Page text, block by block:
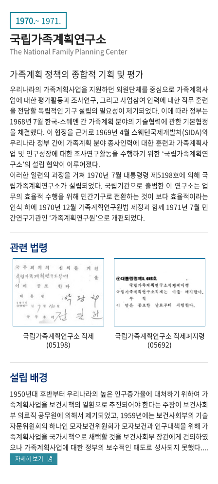
1970.~ 1971.
국립가족계획연구소
The National Family Planning Center
가족계획 정책의 종합적 기획 및 평가
우리나라의 가족계획사업을 지원하던 외원단체를 중심으로 가족계획사
업에 대한 평가활동과 조사연구, 그리고 사업참여 인력에 대한 직무 훈련
을 전담할 독립적인 기구 설립의 필요성이 제기되었다. 이에 따라 정부는
1968년 7월 한국-스웨덴 간 가족계획 분야의 기술협력에 관한 기본협정
을 체결했다. 이 협정을 근거로 1969년 4월 스웨덴국제개발처(SIDA)와
우리나라 정부 간에 가족계획 분야 종사인력에 대한 훈련과 가족계획사
업 및 인구성장에 대한 조사연구활동을 수행하기 위한 ‘국립가족계획연
구소’의 설립 협약이 이루어졌다.
이러한 일련의 과정을 거쳐 1970년 7월 대통령령 제5198호에 의해 국
립가족계획연구소가 설립되었다. 국립기관으로 출범한 이 연구소는 업
무의 효율적 수행을 위해 민간기구로 전환하는 것이 보다 효율적이라는
인식 하에 1970년 12월 가족계획연구원법 제정과 함께 1971년 7월 민
간연구기관인 ‘가족계획연구원’으로 개편되었다.
관련 법령
국립가족계획연구소 직제
(05198)
국립가족계획연구소 직제폐지령
(05692)
설립 배경
1950년대 후반부터 우리나라의 높은 인구증가율에 대처하기 위하여 가
족계획사업을 보건시책의 일환으로 추진되어야 한다는 주장이 보건사회
부 의료직 공무원에 의해서 제기되었고, 1959년에는 보건사회부의 기술
자문위원회의 하나인 모자보건위원회가 모자보건과 인구대책을 위해 가
족계획사업을 국가시책으로 채택할 것을 보건사회부 장관에게 건의하였
으나 가족계획사업에 대한 정부의 보수적인 태도로 성사되지 못했다....
자세히 보기